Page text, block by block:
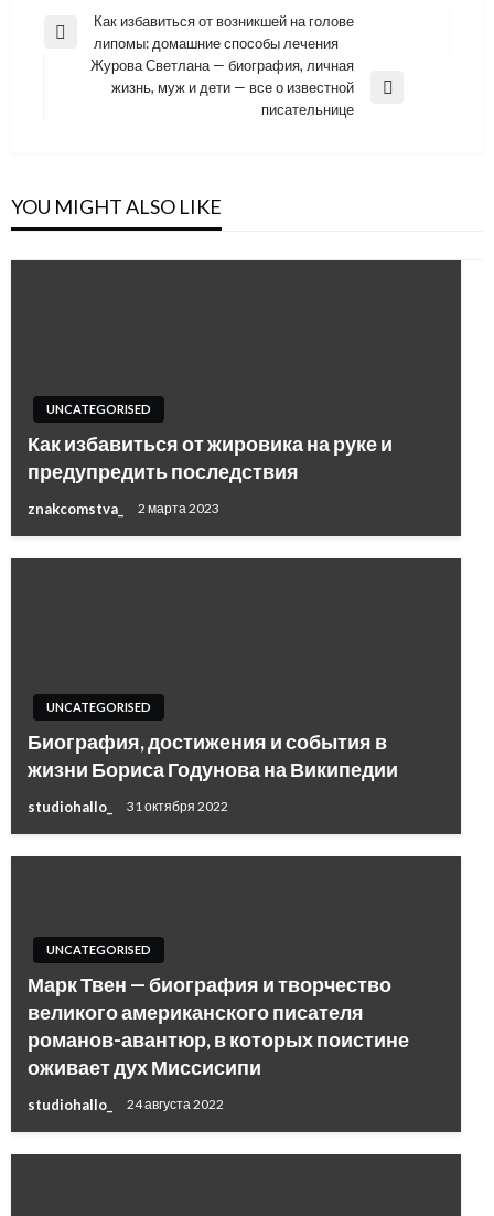
Навигация
записям
Previous
Как избавиться от возникшей на голове
липомы: домашние способы лечения
Журова Светлана — биография, личная
жизнь, муж и дети — все о известной
писательнице
YOU MIGHT ALSO LIKE
UNCATEGORISED
Как избавиться от жировика на руке и
предупредить последствия
znakcomstva_ 2 марта 2023
UNCATEGORISED
Биография, достижения и события в
жизни Бориса Годунова на Википедии
studiohallo_ 31 октября 2022
UNCATEGORISED
Марк Твен — биография и творчество
великого американского писателя
романов-авантюр, в которых поистине
оживает дух Миссисипи
studiohallo_ 24 августа 2022